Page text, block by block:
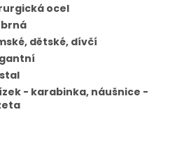
ocel
dětské, dívčí
- karabinka, náušnice -